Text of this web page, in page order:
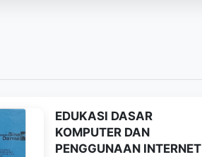
EDUKASI DASAR
KOMPUTER DAN
PENGGUNAAN INTERNET